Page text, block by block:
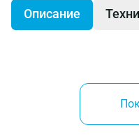
Описание
Двухкомпонентная
Пластиковый бокс, 7